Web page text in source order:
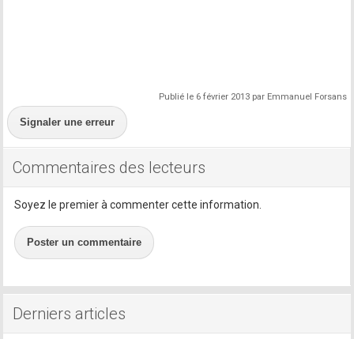
Publié le 6 février 2013 par Emmanuel Forsans
Signaler une erreur
Commentaires des lecteurs
Soyez le premier à commenter cette information.
Poster un commentaire
Derniers articles